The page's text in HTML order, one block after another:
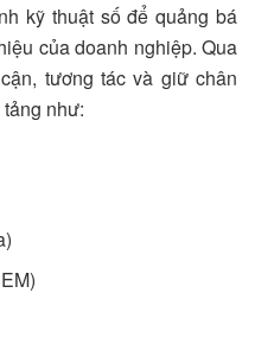
kỹ thuật số để quảng bá
của doanh nghiệp. Qua
tương tác và giữ chân
như: